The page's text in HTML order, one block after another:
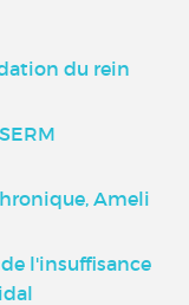
du rein
Ameli
l'insuffisance